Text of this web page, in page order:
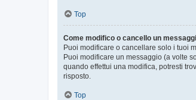
Top
Come modifico o cancello un
Puoi modificare o cancellare solo i tuoi
Puoi modificare un messaggio (a volte
quando effettui una modifica, potresti
risposto.
Top